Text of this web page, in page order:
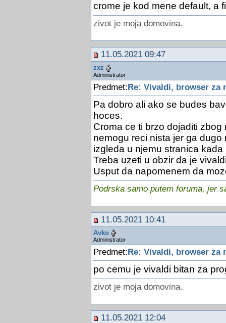
crome je kod mene default, a
zivot je moja domovina.
11.05.2021 09:47
zxz
Administrator
Predmet:Re: Vivaldi, browser za
Pa dobro ali ako se budes
hoces.
Croma ce ti brzo dojaditi
nemogu reci nista jer ga
izgleda u njemu stranica kada
Treba uzeti u obzir da je
Usput da napomenem da
Podrska samo putem foruma, jer
11.05.2021 10:41
Avko
Administrator
Predmet: Re: Vivaldi, browser za
po cemu je vivaldi bitan za
zivot je moja domovina.
11.05.2021 12:04